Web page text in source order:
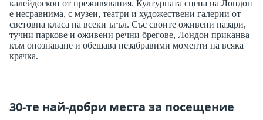
калейдоскоп от преживявания. Културната сцена на Лондон
е несравнима, с музеи, театри и художествени галерии от
световна класа на всеки ъгъл. Със своите оживени пазари,
тучни паркове и оживени речни брегове, Лондон приканва
към опознаване и обещава незабравими моменти на всяка
крачка.
30-те най-добри места за посещение